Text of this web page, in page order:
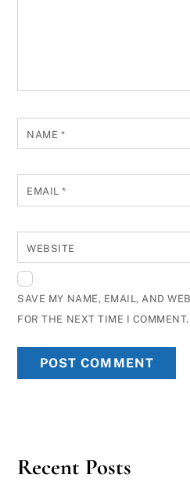
NAME *
EMAIL*
WEBSITE
SAVE MY NAME, EMAIL, AND
FOR THE NEXT TIME I COMMENT.
Recent Posts